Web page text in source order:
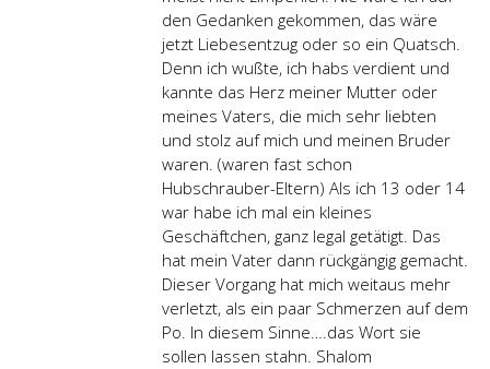
den Gedanken gekommen, das wäre
jetzt Liebesentzug oder so ein Quatsch.
Denn ich wußte, ich habs verdient und
kannte das Herz meiner Mutter oder
meines Vaters, die mich sehr liebten
und stolz auf mich und meinen Bruder
waren. (waren fast schon
Hubschrauber-Eltern) Als ich 13 oder 14
war habe ich mal ein kleines
Geschäftchen, ganz legal getätigt. Das
hat mein Vater dann rückgängig gemacht.
Dieser Vorgang hat mich weitaus mehr
verletzt, als ein paar Schmerzen auf dem
Po. In diesem Sinne….das Wort sie
sollen lassen stahn. Shalom